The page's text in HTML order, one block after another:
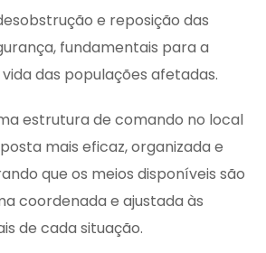
e reposição das
fundamentais para a
das populações afetadas.
estrutura de comando no local
mais eficaz, organizada e
que os meios disponíveis são
coordenada e ajustada às
de cada situação.